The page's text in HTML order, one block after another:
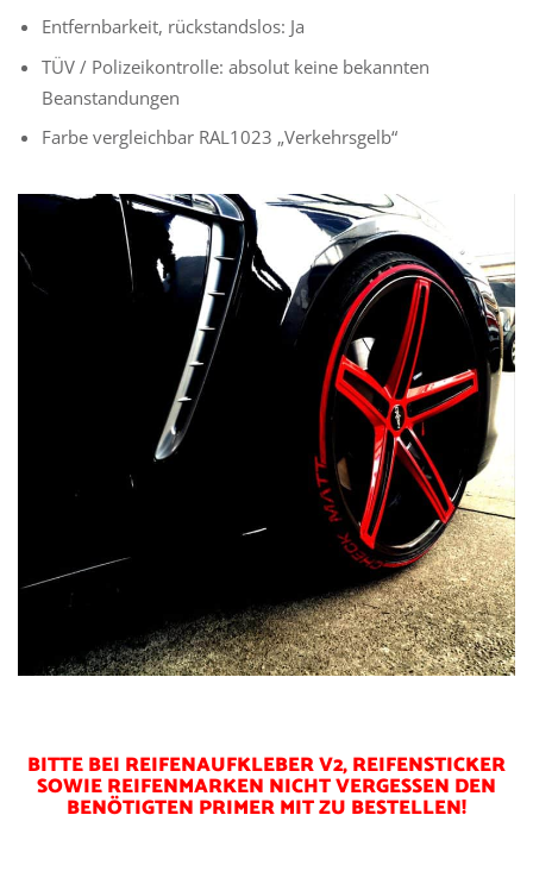
Entfernbarkeit, rückstandslos: Ja
TÜV / Polizeikontrolle: absolut keine bekannten
Beanstandungen
Farbe vergleichbar RAL1023 „Verkehrsgelb“
BITTE BEI REIFENAUFKLEBER V2, REIFENSTICKER
SOWIE REIFENMARKEN NICHT VERGESSEN DEN
BENÖTIGTEN PRIMER MIT ZU BESTELLEN!